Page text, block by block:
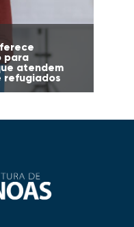
para
atendem
refugiados